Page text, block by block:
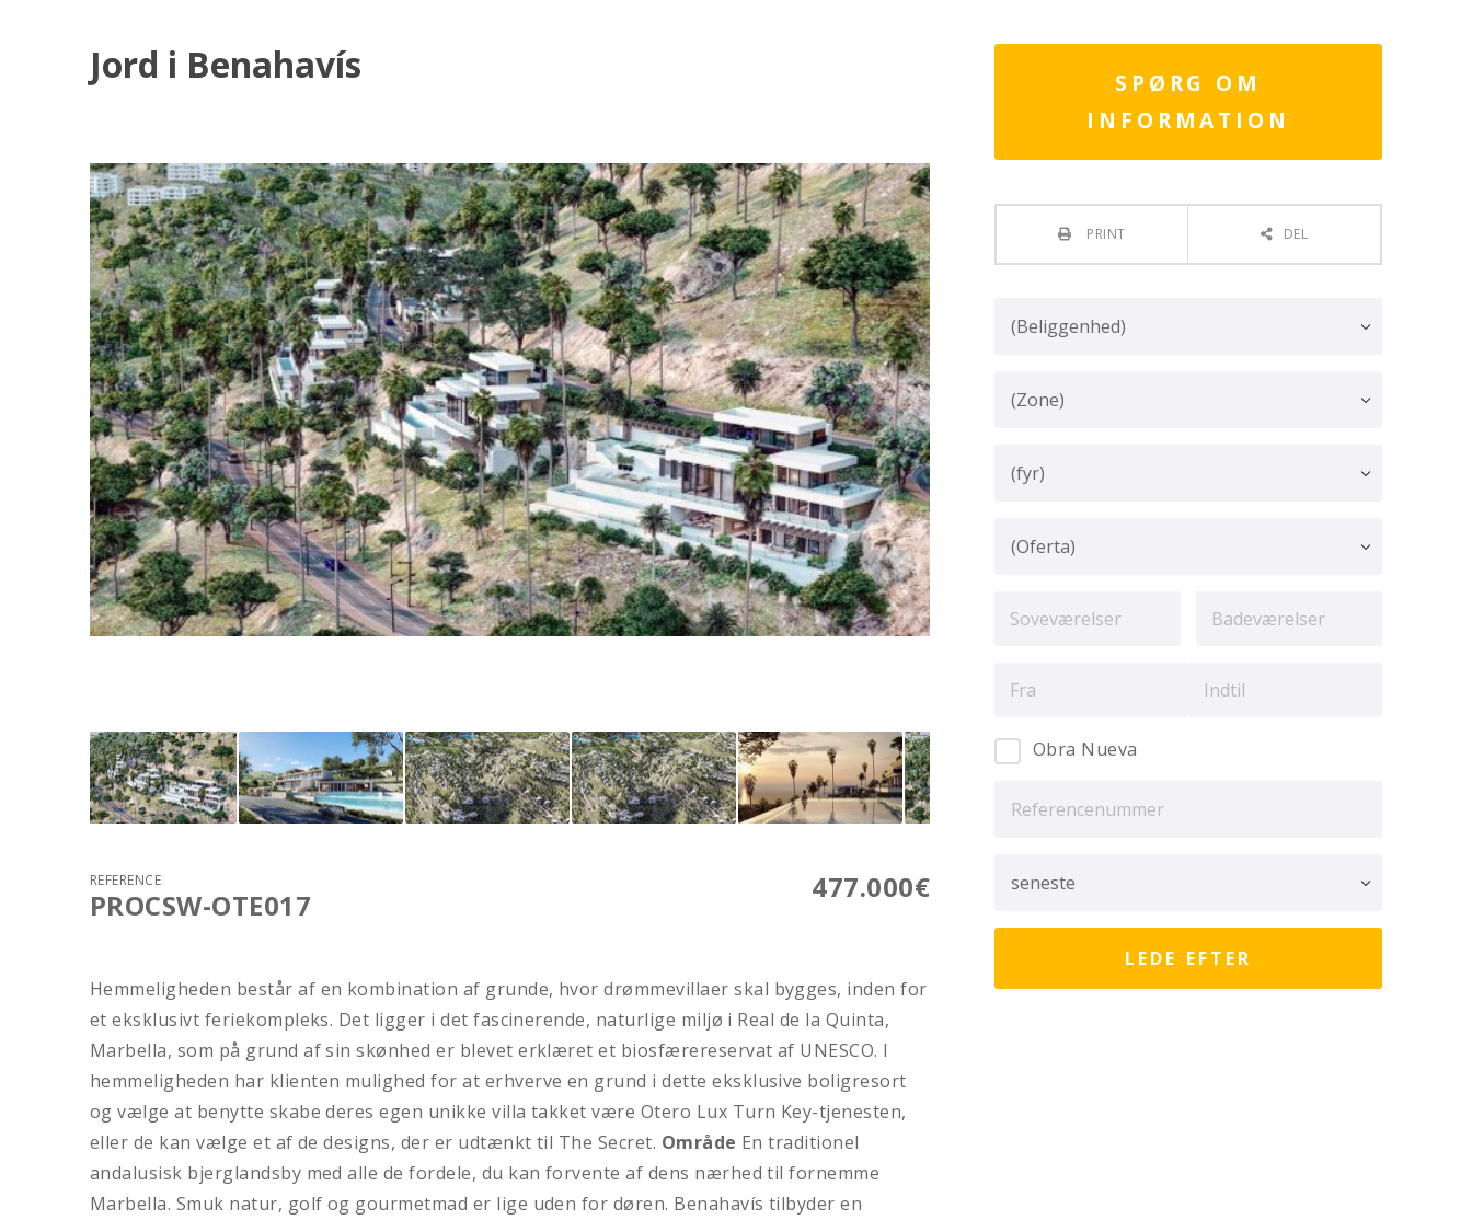
Jord i Benahavís
477.000€
REFERENCE
PROCSW-OTE017
Hemmeligheden består af en kombination af grunde, hvor drømmevillaer skal bygges, inden for
et eksklusivt feriekompleks. Det ligger i det fascinerende, naturlige miljø i Real de la Quinta,
Marbella, som på grund af sin skønhed er blevet erklæret et biosfærereservat af UNESCO. I
hemmeligheden har klienten mulighed for at erhverve en grund i dette eksklusive boligresort
og vælge at benytte skabe deres egen unikke villa takket være Otero Lux Turn Key-tjenesten,
eller de kan vælge et af de designs, der er udtænkt til The Secret. Område En traditionel
andalusisk bjerglandsby med alle de fordele, du kan forvente af dens nærhed til fornemme
Marbella. Smuk natur, golf og gourmetmad er lige uden for døren. Benahavís tilbyder en
SPØRG OM
INFORMATION
PRINT DEL
Obra Nueva